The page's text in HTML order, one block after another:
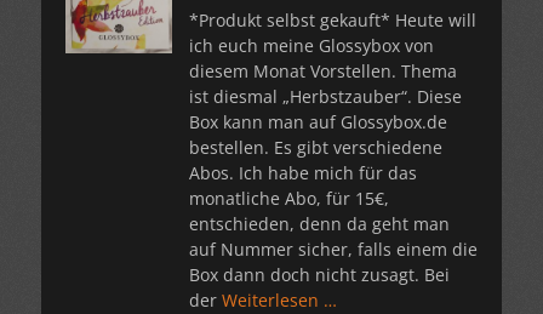
*Produkt selbst gekauft* Heute will
ich euch meine Glossybox von
diesem Monat Vorstellen. Thema
ist diesmal „Herbstzauber“. Diese
Box kann man auf Glossybox.de
bestellen. Es gibt verschiedene
Abos. Ich habe mich für das
monatliche Abo, für 15€,
entschieden, denn da geht man
auf Nummer sicher, falls einem die
Box dann doch nicht zusagt. Bei
der Weiterlesen …